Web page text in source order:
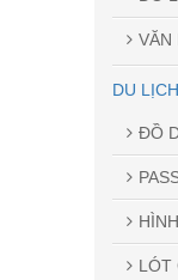
VĂN
DU LỊCH
ĐỒ
LÓT